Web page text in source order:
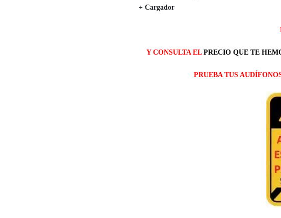
+ Cargador
Y CONSULTA ELPRECIO QUE TE
PRUEBA TUS